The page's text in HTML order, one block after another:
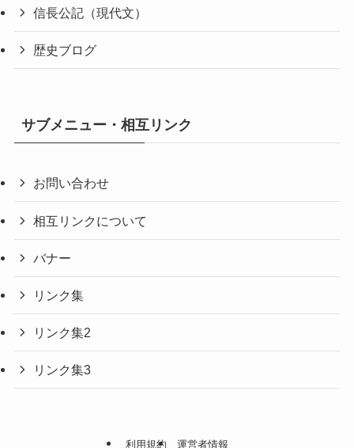
信長公記（現代文）
歴史ブログ
サブメニュー・相互リンク
お問い合わせ
相互リンクについて
バナー
リンク集
リンク集2
リンク集3
利用規約 運営者情報